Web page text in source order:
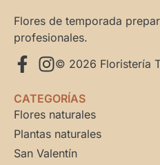
Flores de temporada
profesionales.
© 2026 Floristería
CATEGORÍAS
Flores naturales
Plantas naturales
San Valentín